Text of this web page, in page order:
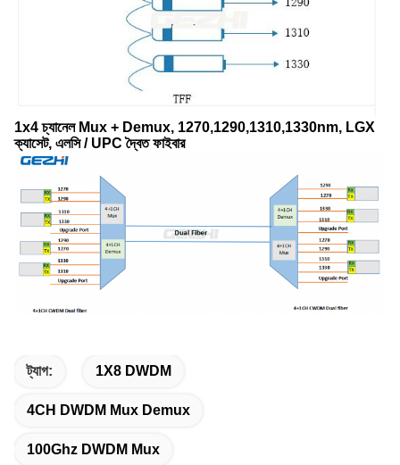
1x4 চ্যানেল Mux + Demux, 1270,1290,1310,1330nm, LGX
ক্যাসেট, এলসি / UPC দ্বৈত ফাইবার
ট্যাগ: 1X8 DWDM
4CH DWDM Mux Demux
100Ghz DWDM Mux